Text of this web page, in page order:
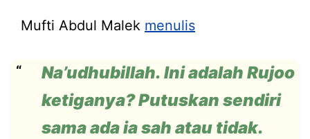
Mufti Abdul Malek menulis
Na’udhubillah. Ini adalah Rujoo
ketiganya? Putuskan sendiri
sama ada ia sah atau tidak.